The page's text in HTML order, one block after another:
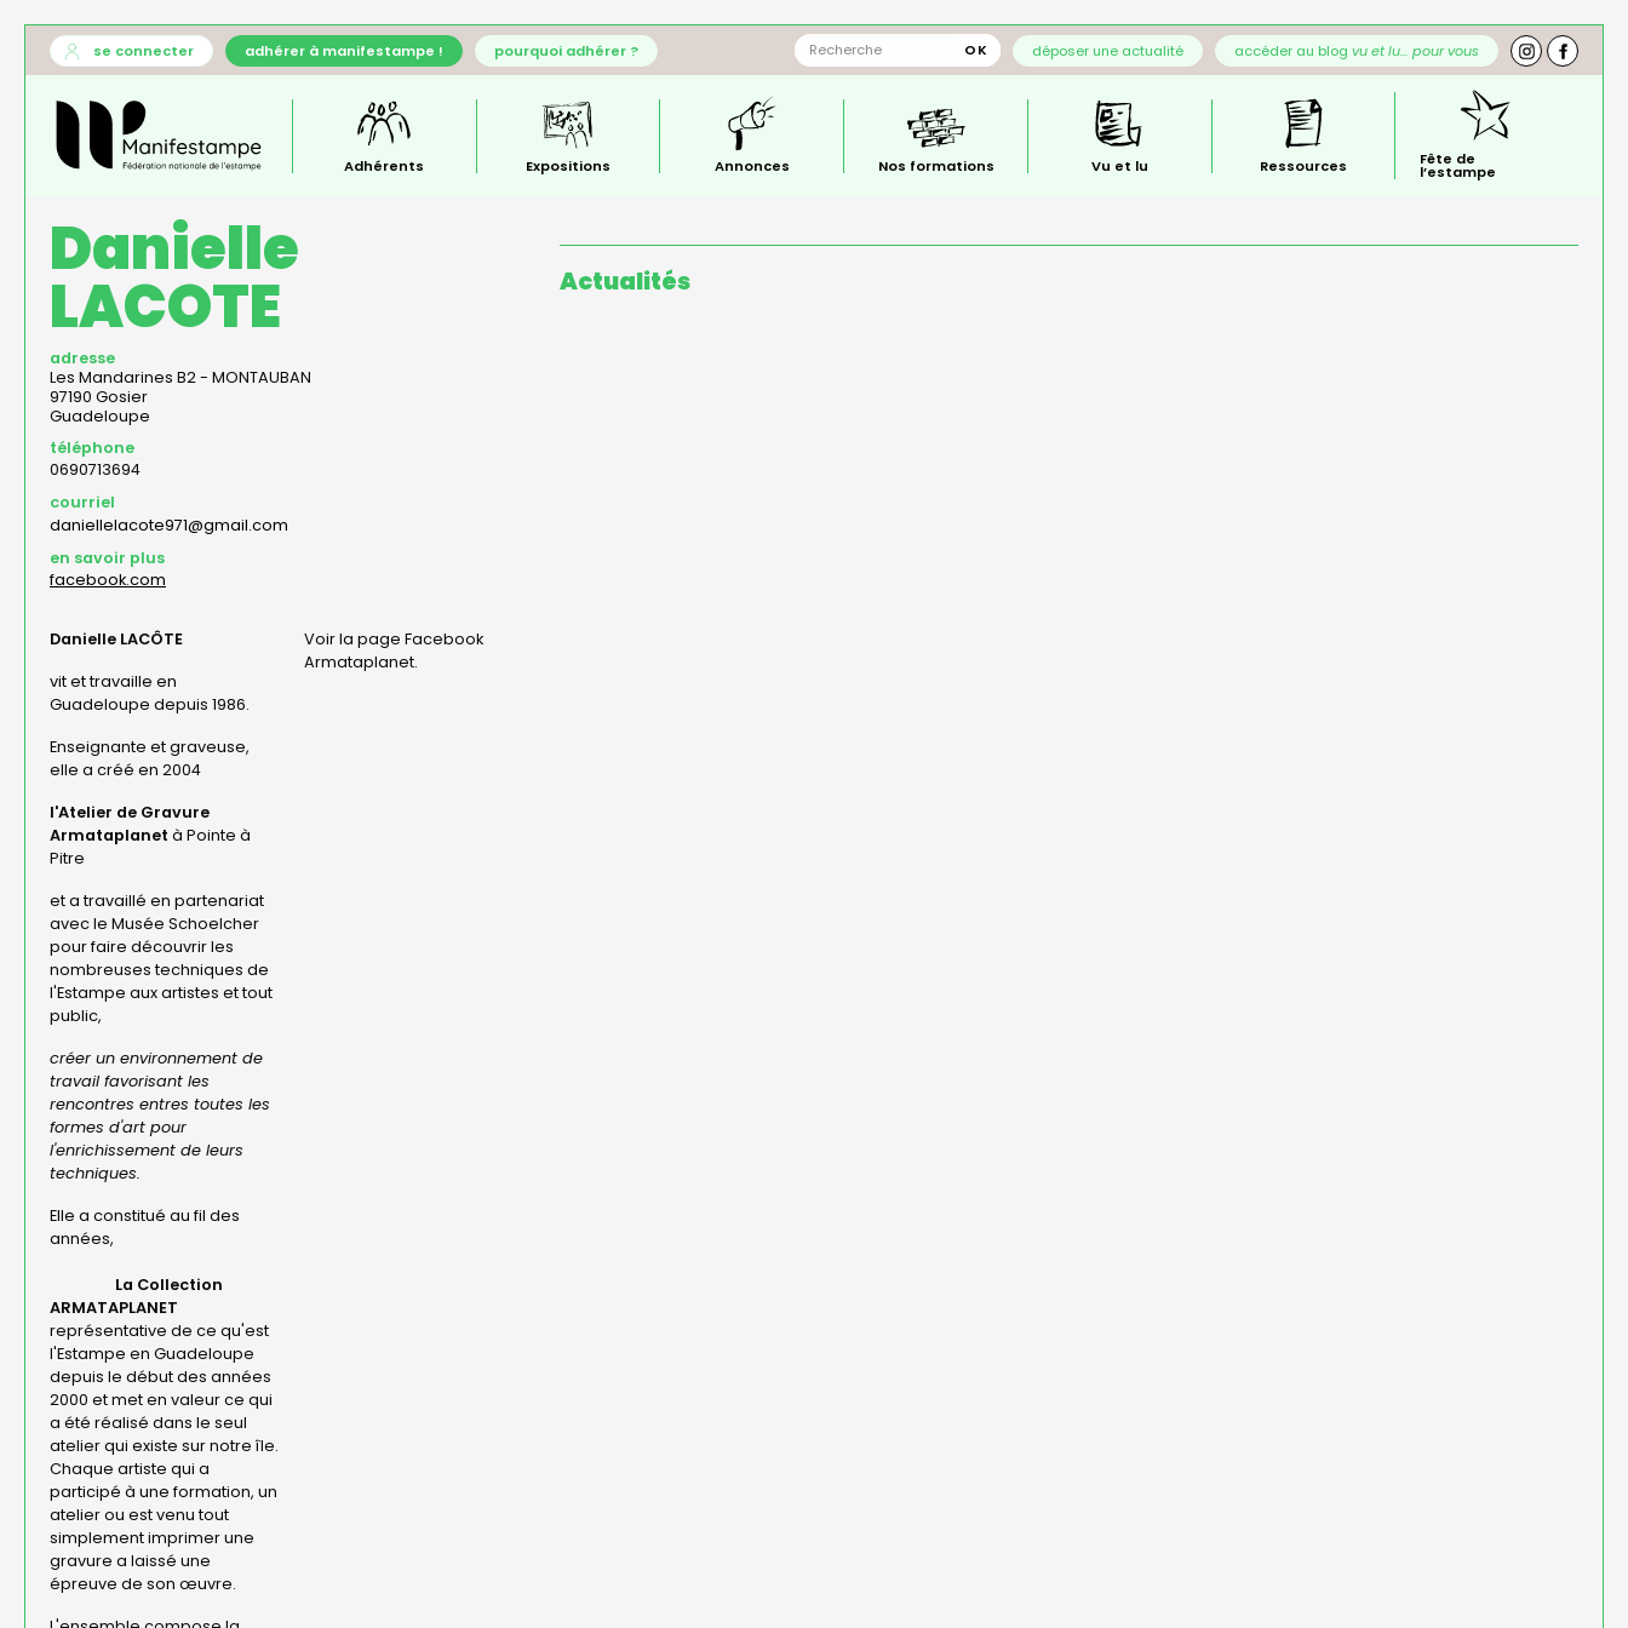
Aller
principal
User
account
menu
se connecter adhérer à manifestampe ! pourquoi adhérer ? déposer une actualité accéder au blog vu et lu… pour vous
—
menu
principal
Adhérents Expositions Annonces Nos formations Vu et lu Ressources Fête de
l’estampe
Danielle
LACOTE
adresse
Les Mandarines B2 - MONTAUBAN
97190 Gosier
Guadeloupe
téléphone
0690713694
courriel
daniellelacote971@gmail.com
en savoir plus
facebook.com
Danielle LACÔTE
vit et travaille en
Guadeloupe depuis 1986.
Enseignante et graveuse,
elle a créé en 2004
l'Atelier de Gravure
Armataplanet à Pointe à
Pitre
et a travaillé en partenariat
avec le Musée Schoelcher
pour faire découvrir les
nombreuses techniques de
l'Estampe aux artistes et tout
public,
créer un environnement de
travail favorisant les
rencontres entres toutes les
formes d'art pour
l'enrichissement de leurs
techniques.
Elle a constitué au fil des
années,
La Collection
ARMATAPLANET
représentative de ce qu'est
l'Estampe en Guadeloupe
depuis le début des années
2000 et met en valeur ce qui
a été réalisé dans le seul
atelier qui existe sur notre île.
Chaque artiste qui a
participé à une formation, un
atelier ou est venu tout
simplement imprimer une
gravure a laissé une
épreuve de son œuvre.
Voir la page Facebook
Armataplanet.
Actualités